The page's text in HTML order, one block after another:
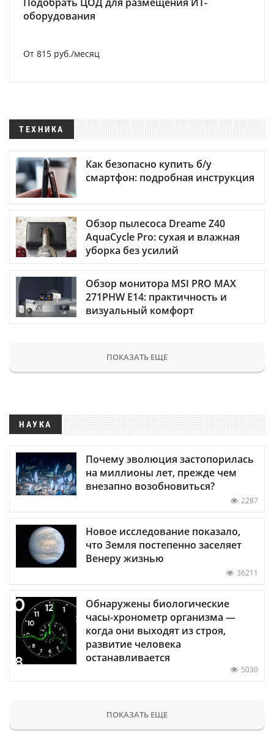
оборудования
От 815 руб./месяц
ТЕХНИКА
Как безопасно купить б/у
смартфон: подробная инструкция
Обзор пылесоса Dreame Z40
AquaCycle Pro: сухая и влажная
уборка без усилий
Обзор монитора MSI PRO MAX
271PHW E14: практичность и
визуальный комфорт
ПОКАЗАТЬ ЕЩЕ
НАУКА
Почему эволюция застопорилась
на миллионы лет, прежде чем
внезапно возобновиться?
2287
Новое исследование показало,
что Земля постепенно заселяет
Венеру жизнью
36211
Обнаружены биологические
часы-хронометр организма —
когда они выходят из строя,
развитие человека
останавливается
5030
ПОКАЗАТЬ ЕЩЕ